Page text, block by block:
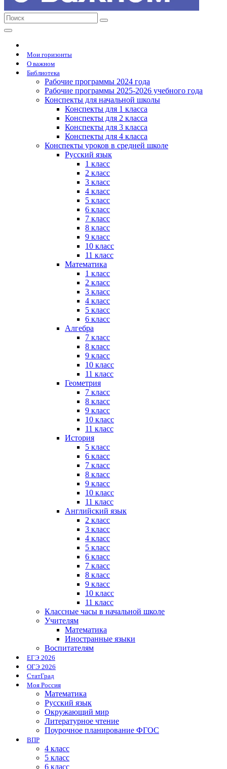
Мои горизонты
О важном
Библиотека
Рабочие программы 2024 года
Рабочие программы 2025-2026 учебного года
Конспекты для начальной школы
Конспекты для 1 класса
Конспекты для 2 класса
Конспекты для 3 класса
Конспекты для 4 класса
Конспекты уроков в средней школе
Русский язык
1 класс
2 класс
3 класс
4 класс
5 класс
6 класс
7 класс
8 класс
9 класс
10 класс
11 класс
Математика
1 класс
2 класс
3 класс
4 класс
5 класс
6 класс
Алгебра
7 класс
8 класс
9 класс
10 класс
11 класс
Геометрия
7 класс
8 класс
9 класс
10 класс
11 класс
История
5 класс
6 класс
7 класс
8 класс
9 класс
10 класс
11 класс
Английский язык
2 класс
3 класс
4 класс
5 класс
6 класс
7 класс
8 класс
9 класс
10 класс
11 класс
Классные часы в начальной школе
Учителям
Математика
Иностранные языки
Воспитателям
ЕГЭ 2026
ОГЭ 2026
СтатГрад
Моя Россия
Математика
Русский язык
Окружающий мир
Литературное чтение
Поурочное планирование ФГОС
ВПР
4 класс
5 класс
6 класс